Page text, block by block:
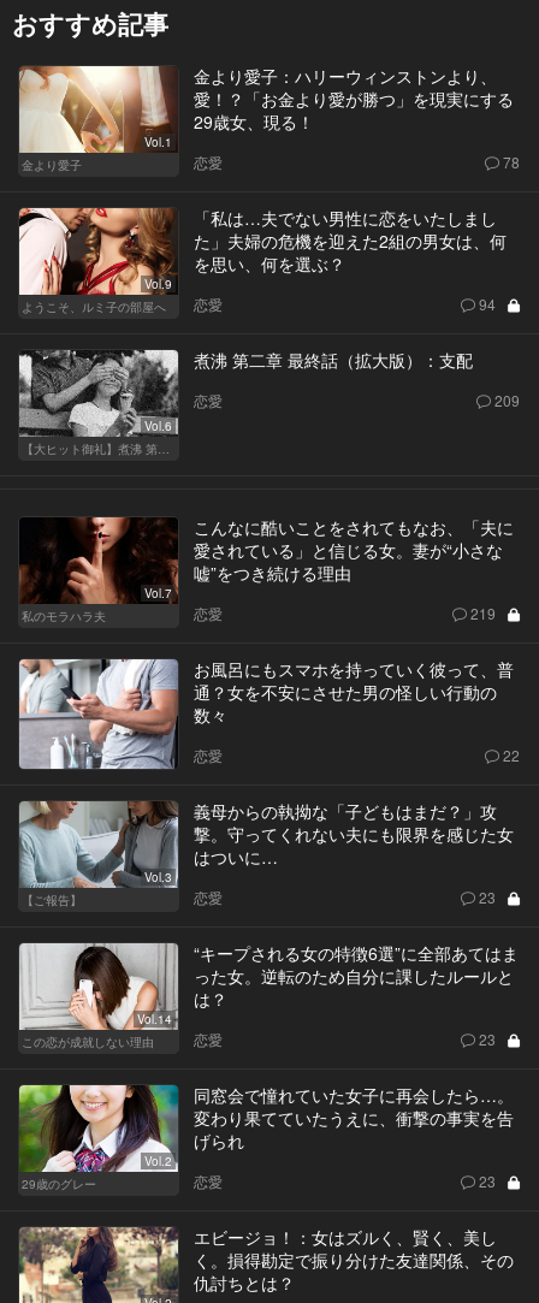
おすすめ記事
Vol.1
金より愛子
金より愛子：ハリーウィンストンより、
愛！？「お金より愛が勝つ」を現実にする
29歳女、現る！
恋愛 78
Vol.9
ようこそ、ルミ子の部屋へ
「私は…夫でない男性に恋をいたしまし
た」夫婦の危機を迎えた2組の男女は、何
を思い、何を選ぶ？
恋愛 94
Vol.6
【大ヒット御礼】煮沸 第二章
煮沸 第二章 最終話（拡大版）：支配
恋愛 209
Vol.7
私のモラハラ夫
こんなに酷いことをされてもなお、「夫に
愛されている」と信じる女。妻が“小さな
嘘”をつき続ける理由
恋愛 219
お風呂にもスマホを持っていく彼って、普
通？女を不安にさせた男の怪しい行動の
数々
恋愛 22
Vol.3
【ご報告】
義母からの執拗な「子どもはまだ？」攻
撃。守ってくれない夫にも限界を感じた女
はついに…
恋愛 23
Vol.14
この恋が成就しない理由
“キープされる女の特徴6選”に全部あてはま
った女。逆転のため自分に課したルールと
は？
恋愛 23
Vol.2
29歳のグレー
同窓会で憧れていた女子に再会したら…。
変わり果てていたうえに、衝撃の事実を告
げられ
恋愛 23
エビージョ！：女はズルく、賢く、美し
く。損得勘定で振り分けた友達関係、その
仇討ちとは？